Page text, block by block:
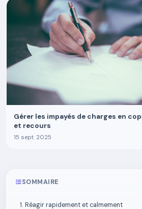
Gérer les impayés de charges en
et recours
15 sept. 2025
SOMMAIRE
1. Réagir rapidement et calmement